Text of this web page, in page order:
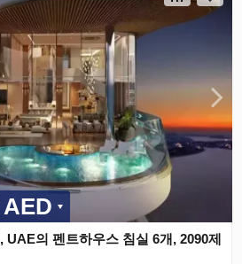
의 펜트하우스 침실 6개, 2090제